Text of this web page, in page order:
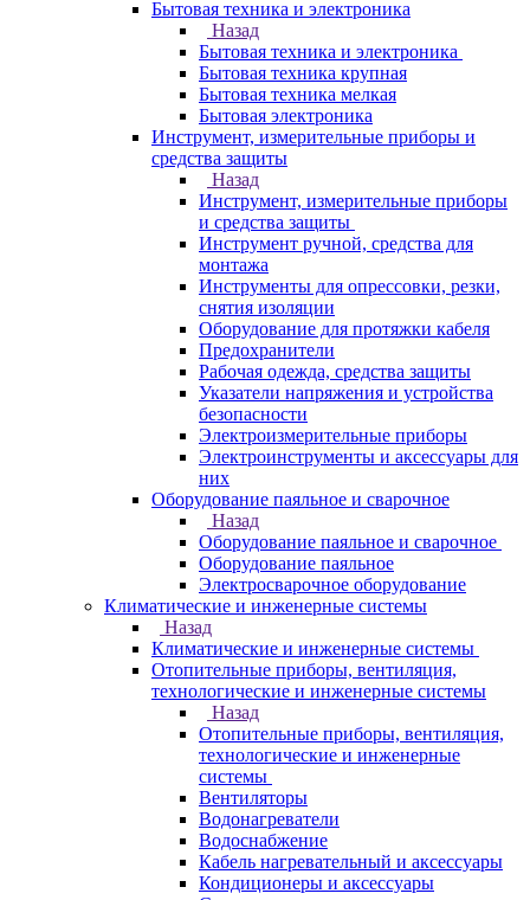
Бытовая техника и электроника
Назад
Бытовая техника и электроника
Бытовая техника крупная
Бытовая техника мелкая
Бытовая электроника
Инструмент, измерительные приборы и
средства защиты
Назад
Инструмент, измерительные приборы
и средства защиты
Инструмент ручной, средства для
монтажа
Инструменты для опрессовки, резки,
снятия изоляции
Оборудование для протяжки кабеля
Предохранители
Рабочая одежда, средства защиты
Указатели напряжения и устройства
безопасности
Электроизмерительные приборы
Электроинструменты и аксессуары для
них
Оборудование паяльное и сварочное
Назад
Оборудование паяльное и сварочное
Оборудование паяльное
Электросварочное оборудование
Климатические и инженерные системы
Назад
Климатические и инженерные системы
Отопительные приборы, вентиляция,
технологические и инженерные системы
Назад
Отопительные приборы, вентиляция,
технологические и инженерные
системы
Вентиляторы
Водонагреватели
Водоснабжение
Кабель нагревательный и аксессуары
Кондиционеры и аксессуары